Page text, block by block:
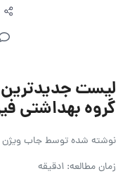
لیست
گروه بهداشتی فیروز | ۲۴
نوشته شده توسطجاب ویژن
زمان مطالعه: 1دقیقه